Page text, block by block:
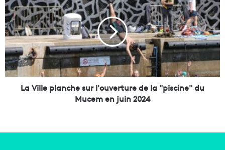
é
a
l
i
m
e
n
V
i
l
l
e
p
l
La Ville planche sur l'ouverture de la "piscine" du
Mucem en juin 2024